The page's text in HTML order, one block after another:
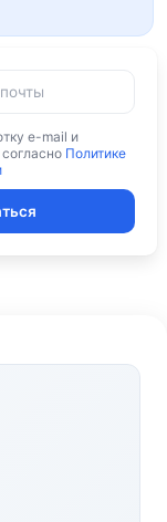
e-mail и
Политике